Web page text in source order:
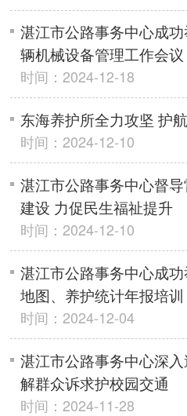
湛江市公路事务中心成
辆机械设备管理工作会议
时间：2024-12-18
东海养护所全力攻坚 护
时间：2024-12-10
湛江市公路事务中心督
建设 力促民生福祉提升
时间：2024-12-10
湛江市公路事务中心成
地图、养护统计年报培训
时间：2024-12-04
湛江市公路事务中心深
解群众诉求护校园交通
时间：2024-11-28